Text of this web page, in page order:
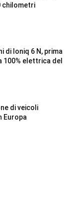
chilometri
di Ioniq 6 N, prima
100% elettrica del
di veicoli
Europa